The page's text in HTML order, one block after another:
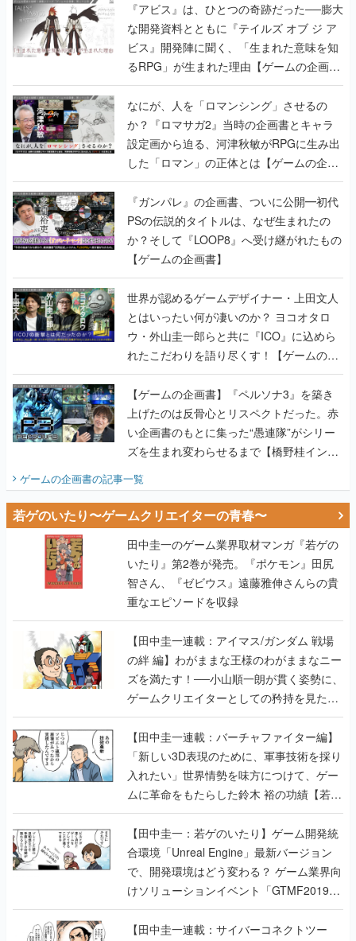
『アビス』は、ひとつの奇跡だった──膨大
な開発資料とともに『テイルズ オブ ジ ア
ビス』開発陣に聞く、「生まれた意味を知
るRPG」が生まれた理由【ゲームの企画
書】
なにが、人を「ロマンシング」させるの
か？『ロマサガ2』当時の企画書とキャラ
設定画から迫る、河津秋敏がRPGに生み出
した「ロマン」の正体とは【ゲームの企画
書】
『ガンパレ』の企画書、ついに公開━初代
PSの伝説的タイトルは、なぜ生まれたの
か？そして『LOOP8』へ受け継がれたもの
【ゲームの企画書】
世界が認めるゲームデザイナー・上田文人
とはいったい何が凄いのか？ ヨコオタロ
ウ・外山圭一郎らと共に『ICO』に込めら
れたこだわりを語り尽くす！【ゲームの企
画書】
【ゲームの企画書】『ペルソナ3』を築き
上げたのは反骨心とリスペクトだった。赤
い企画書のもとに集った“愚連隊”がシリー
ズを生まれ変わらせるまで【橋野桂インタ
ビュー】
ゲームの企画書の記事一覧
若ゲのいたり〜ゲームクリエイターの青春〜
田中圭一のゲーム業界取材マンガ『若ゲの
いたり』第2巻が発売。『ポケモン』田尻
智さん、『ゼビウス』遠藤雅伸さんらの貴
重なエピソードを収録
【田中圭一連載：アイマス/ガンダム 戦場
の絆 編】わがままな王様のわがままなニー
ズを満たす！──小山順一朗が貫く姿勢に、
ゲームクリエイターとしての矜持を見た
【若ゲのいたり最終回】
【田中圭一連載：バーチャファイター編】
「新しい3D表現のために、軍事技術を採り
入れたい」世界情勢を味方につけて、ゲー
ムに革命をもたらした鈴木 裕の功績【若ゲ
のいたり】
【田中圭一：若ゲのいたり】ゲーム開発統
合環境「Unreal Engine」最新バージョン
で、開発環境はどう変わる？ ゲーム業界向
けソリューションイベント「GTMF2019」
に行って、より理解を深めよう【PR】
【田中圭一連載：サイバーコネクトツー